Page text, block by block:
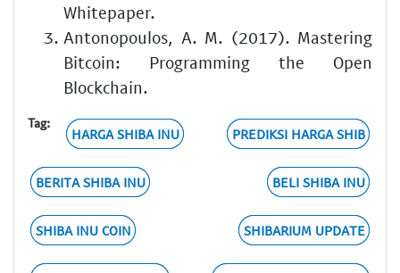
Whitepaper.
Antonopoulos, A. M. (2017). Mastering
Bitcoin: Programming the Open
Blockchain.
Tag:
HARGA SHIBA INU PREDIKSI HARGA SHIB
BERITA SHIBA INU BELI SHIBA INU
SHIBA INU COIN SHIBARIUM UPDATE